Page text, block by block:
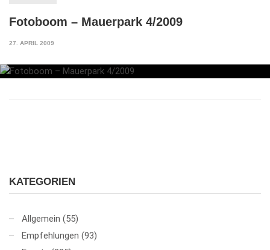
Fotoboom – Mauerpark 4/2009
27. APRIL 2009
KATEGORIEN
Allgemein (55)
Empfehlungen (93)